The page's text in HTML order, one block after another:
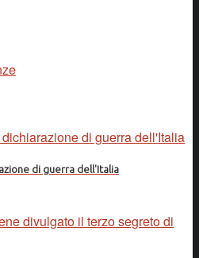
di guerra dell'Italia